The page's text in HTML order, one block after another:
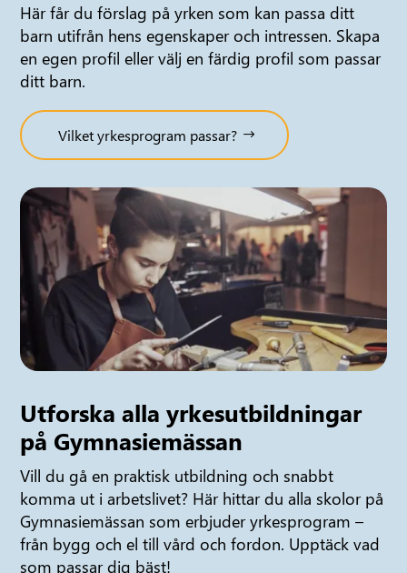
Här får du förslag på yrken som kan passa ditt
barn utifrån hens egenskaper och intressen. Skapa
en egen profil eller välj en färdig profil som passar
ditt barn.
Vilket yrkesprogram passar?
Utforska alla yrkesutbildningar
på Gymnasiemässan
Vill du gå en praktisk utbildning och snabbt
komma ut i arbetslivet? Här hittar du alla skolor på
Gymnasiemässan som erbjuder yrkesprogram –
från bygg och el till vård och fordon. Upptäck vad
som passar dig bäst!